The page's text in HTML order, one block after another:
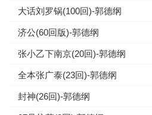
大话刘罗锅(100回)-郭德纲
济公(60回版)-郭德纲
张小乙下南京(20回)-郭德纲
全本张广泰(23回)-郭德纲
封神(26回)-郭德纲